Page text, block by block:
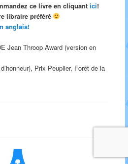
ce livre en cliquant ici!
libraire préféré
anglais!
Jean Throop Award (version en
Prix Peuplier, Forêt de la